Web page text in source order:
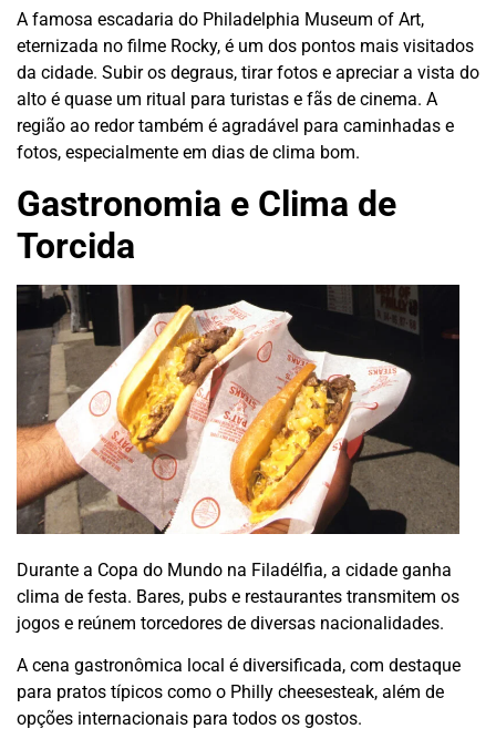
A famosa escadaria do Philadelphia Museum of Art,
eternizada no filme Rocky, é um dos pontos mais visitados
da cidade. Subir os degraus, tirar fotos e apreciar a vista do
alto é quase um ritual para turistas e fãs de cinema. A
região ao redor também é agradável para caminhadas e
fotos, especialmente em dias de clima bom.
Gastronomia e Clima de
Torcida
Durante a Copa do Mundo na Filadélfia, a cidade ganha
clima de festa. Bares, pubs e restaurantes transmitem os
jogos e reúnem torcedores de diversas nacionalidades.
A cena gastronômica local é diversificada, com destaque
para pratos típicos como o Philly cheesesteak, além de
opções internacionais para todos os gostos.